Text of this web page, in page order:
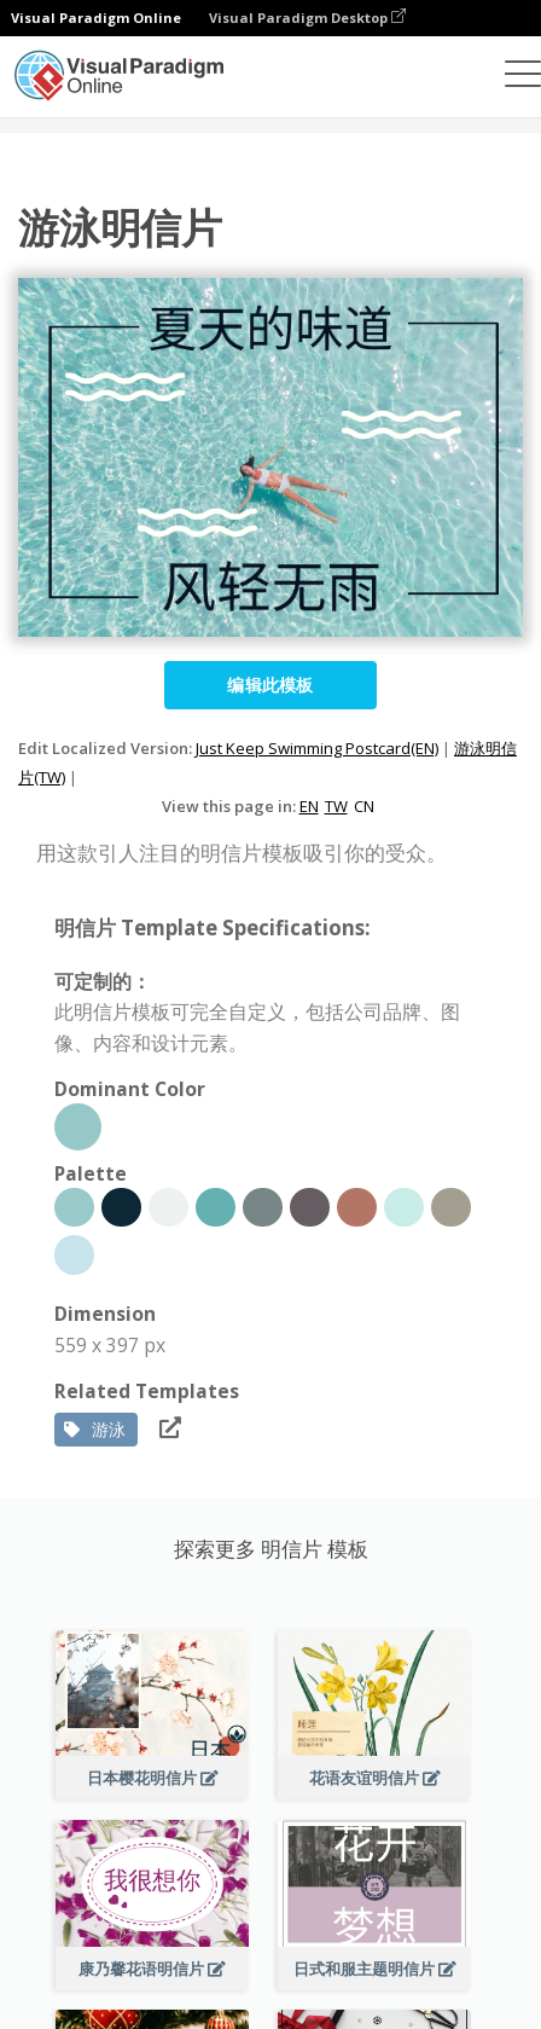
Visual Paradigm Online Visual Paradigm Desktop
游泳明信片
编辑此模板
Edit Localized Version:Just Keep Swimming Postcard(EN) | 游泳明信
片(TW) |
View this page in:EN TW CN
用这款引人注目的明信片模板吸引你的受众。
明信片 Template Specifications:
可定制的：
此明信片模板可完全自定义，包括公司品牌、图
像、内容和设计元素。
Dominant Color
Palette
Dimension
559 x 397 px
Related Templates
游泳
探索更多 明信片 模板
日本樱花明信片 花语友谊明信片
康乃馨花语明信片 日式和服主题明信片